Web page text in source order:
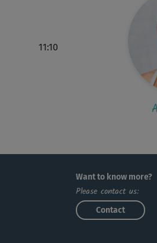
Liebe Ate, ganz
Danke für die
eine super
11:10
Want to know more?
Please contact us:
Contact